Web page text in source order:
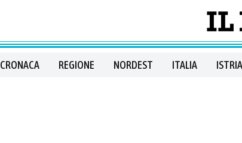
CRONACA REGIONE NORDEST ITALIA